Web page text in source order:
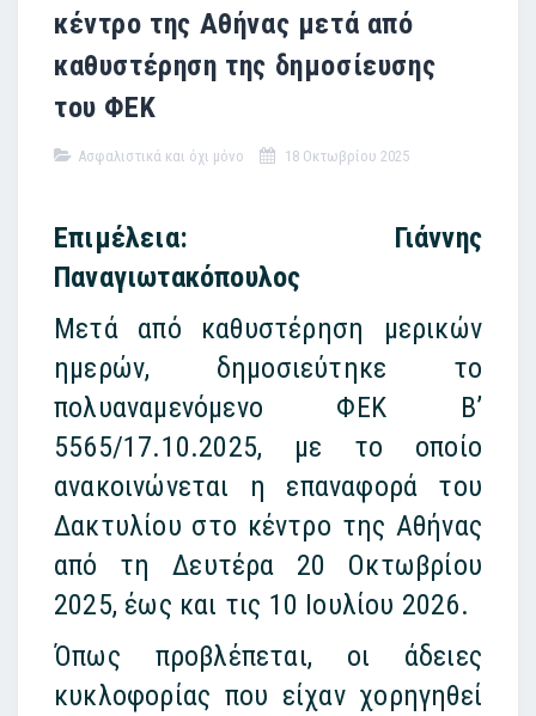
κέντρο της Αθήνας μετά από
καθυστέρηση της δημοσίευσης
του ΦΕΚ
Ασφαλιστικά και όχι μόνο 18 Οκτωβρίου 2025
Επιμέλεια: Γιάννης
Παναγιωτακόπουλος
Μετά από καθυστέρηση μερικών
ημερών, δημοσιεύτηκε το
πολυαναμενόμενο ΦΕΚ Β’
5565/17.10.2025, με το οποίο
ανακοινώνεται η επαναφορά του
Δακτυλίου στο κέντρο της Αθήνας
από τη Δευτέρα 20 Οκτωβρίου
2025, έως και τις 10 Ιουλίου 2026.
Όπως προβλέπεται, οι άδειες
κυκλοφορίας που είχαν χορηγηθεί